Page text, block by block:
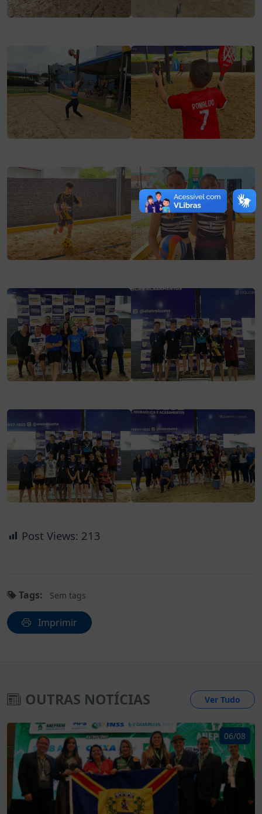
Post Views: 213
Tags: Sem tags
Imprimir
OUTRAS NOTÍCIAS Ver Tudo
06/08